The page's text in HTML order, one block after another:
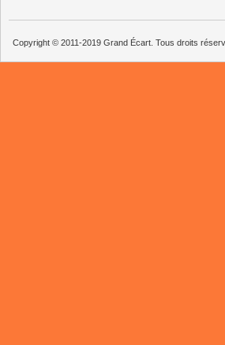
Copyright © 2011-2019 Grand Écart. Tous droits